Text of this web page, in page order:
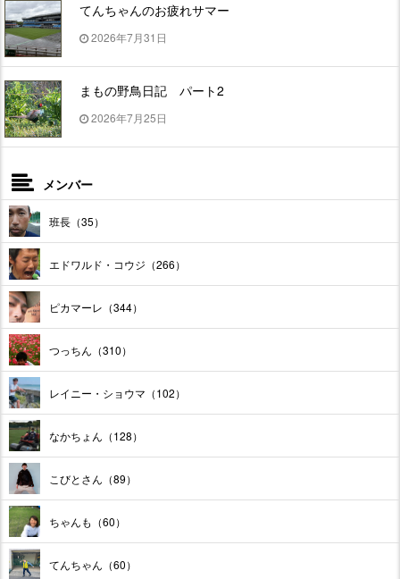
てんちゃんのお疲れサマー
2026年7月31日
まもの野鳥日記 パート2
2026年7月25日
メンバー
班長（35）
エドワルド・コウジ（266）
ピカマーレ（344）
つっちん（310）
レイニー・ショウマ（102）
なかちょん（128）
こびとさん（89）
ちゃんも（60）
てんちゃん（60）